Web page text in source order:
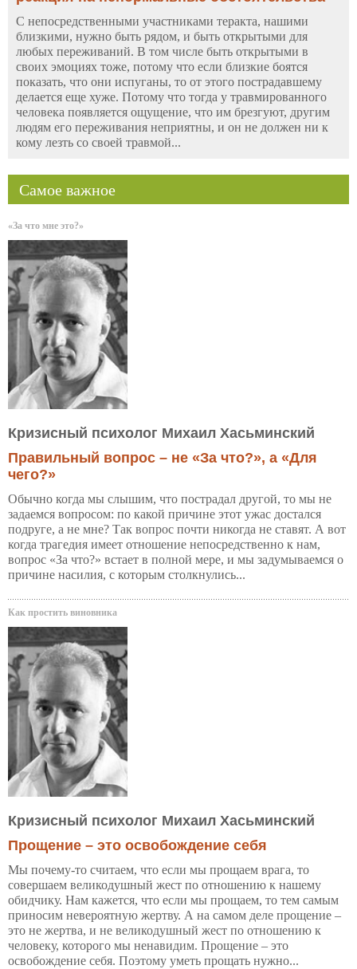
Самое важное
«За что мне это?»
Кризисный психолог Михаил Хасьминский
Правильный вопрос – не «За что?», а «Для
чего?»
Обычно когда мы слышим, что пострадал другой, то мы не
задаемся вопросом: по какой причине этот ужас достался
подруге, а не мне? Так вопрос почти никогда не ставят. А вот
когда трагедия имеет отношение непосредственно к нам,
вопрос «За что?» встает в полной мере, и мы задумываемся о
причине насилия, с которым столкнулись...
Как простить виновника
Кризисный психолог Михаил Хасьминский
Прощение – это освобождение себя
Мы почему-то считаем, что если мы прощаем врага, то
совершаем великодушный жест по отношению к нашему
обидчику. Нам кажется, что если мы прощаем, то тем самым
приносим невероятную жертву. А на самом деле прощение –
это не жертва, и не великодушный жест по отношению к
человеку, которого мы ненавидим. Прощение – это
освобождение себя. Поэтому уметь прощать нужно...
С непосредственными участниками теракта, нашими
близкими, нужно быть рядом, и быть открытыми для
любых переживаний. В том числе быть открытыми в
своих эмоциях тоже, потому что если близкие боятся
показать, что они испуганы, то от этого пострадавшему
делается еще хуже. Потому что тогда у травмированного
человека появляется ощущение, что им брезгуют, другим
людям его переживания неприятны, и он не должен ни к
кому лезть со своей травмой...